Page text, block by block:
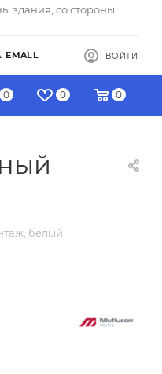
здания, со стороны
ВОЙТИ
0 0 0
белый